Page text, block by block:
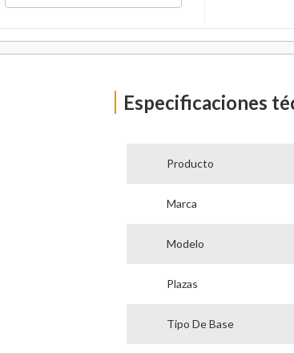
Especificaciones
Producto
Marca
Modelo
Plazas
Tipo De Base